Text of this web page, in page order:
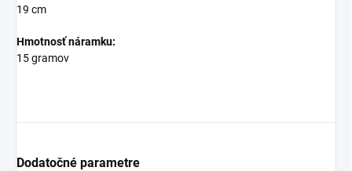
19 cm
Hmotnosť náramku:
15 gramov
Dodatočné parametre